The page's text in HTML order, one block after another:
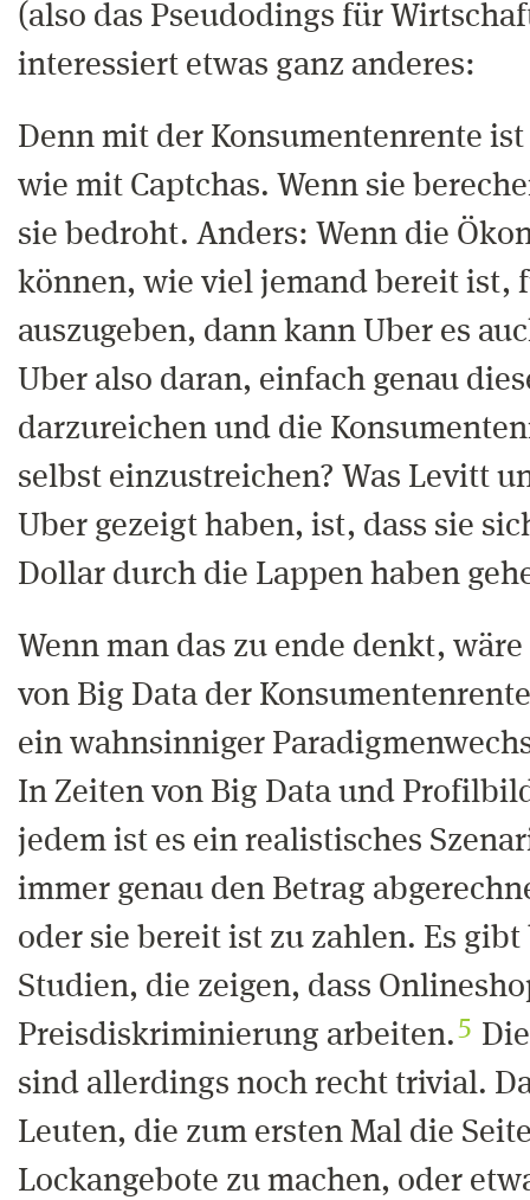
(also das Pseudodings für
interessiert etwas ganz anderes:
Denn mit der Konsumentenrente ist
wie mit Captchas. Wenn sie
sie bedroht. Anders: Wenn die
können, wie viel jemand bereit ist,
auszugeben, dann kann Uber es
Uber also daran, einfach genau
darzureichen und die
selbst einzustreichen? Was Levitt
Uber gezeigt haben, ist, dass sie
Dollar durch die Lappen haben
Wenn man das zu ende denkt,
von Big Data der
ein wahnsinniger
In Zeiten von Big Data und
jedem ist es ein realistisches
immer genau den Betrag
oder sie bereit ist zu zahlen. Es
Studien, die zeigen, dass
Preisdiskriminierung arbeiten. 5
sind allerdings noch recht trivial.
Leuten, die zum ersten Mal die
Lockangebote zu machen, oder